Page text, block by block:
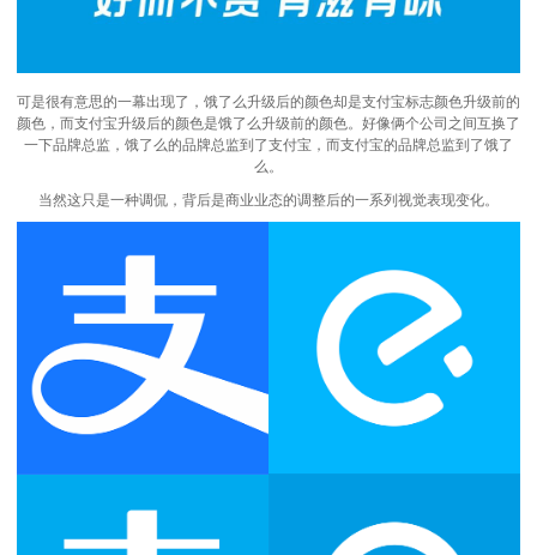
可是很有意思的一幕出现了，饿了么升级后的颜色却是支付宝标志颜色升级前的
颜色，而支付宝升级后的颜色是饿了么升级前的颜色。好像俩个公司之间互换了
一下品牌总监，饿了么的品牌总监到了支付宝，而支付宝的品牌总监到了饿了
么。
当然这只是一种调侃，背后是商业业态的调整后的一系列视觉表现变化。